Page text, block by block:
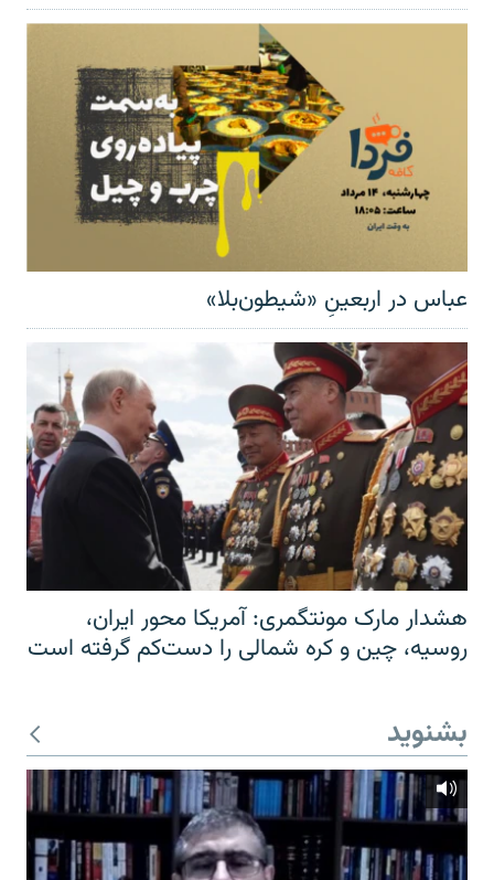
عباس در اربعینِ «شیطون‌بلا»
هشدار مارک مونتگمری: آمریکا محور ایران،
روسیه، چین و کره شمالی را دست‌کم گرفته است
بشنوید